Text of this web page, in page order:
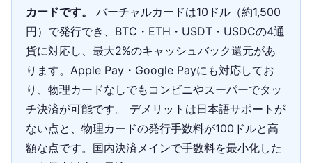
カードです。
バーチャルカードは10ドル（約1,500
円）で発行でき、BTC・ETH・USDT・USDCの4通
貨に対応し、最大2%のキャッシュバック還元があ
ります。Apple Pay・Google Payにも対応してお
り、物理カードなしでもコンビニやスーパーでタッ
チ決済が可能です。 デメリットは日本語サポートが
ない点と、物理カードの発行手数料が100ドルと高
額な点です。国内決済メインで手数料を最小化した